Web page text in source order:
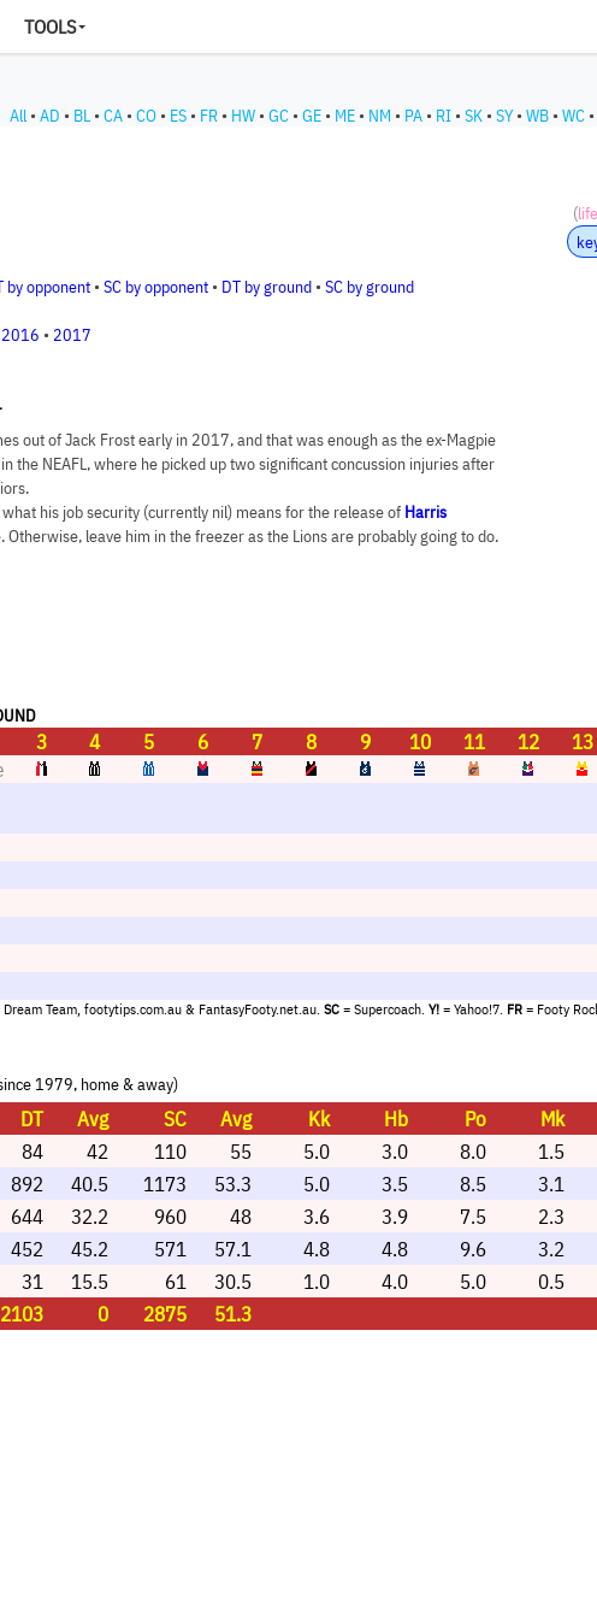
TOOLS
All • AD • BL • CA • CO • ES • FR • HW • GC • GE • ME • NM • PA • RI • SK • SY• WB • WC •